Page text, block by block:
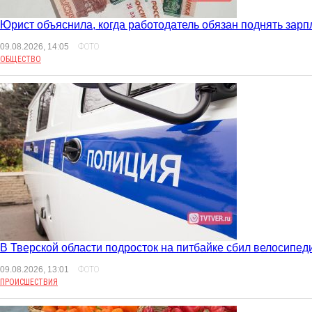
Юрист объяснила, когда работодатель обязан поднять
09.08.2026, 14:05
ФОТО
ОБЩЕСТВО
В Тверской области подросток на питбайке сбил
09.08.2026, 13:01
ФОТО
ПРОИСШЕСТВИЯ